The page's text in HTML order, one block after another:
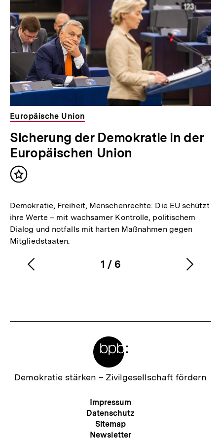
l
t
:
Europäische Union
Sicherung der Demokratie in der
Europäischen Union
Inhalt
Demokratie, Freiheit, Menschenrechte: Die EU schützt
ihre Werte – mit wachsamer Kontrolle, politischem
Dialog und notfalls mit harten Maßnahmen gegen
Mitgliedstaaten.
Karussellinhalt
1
von
/ 6
Vorherigen
Zur
Demokratie stärken – Zivilgesellschaft fördern
Meta-
Navigation
Impressum
Datenschutz
Sitemap
Newsletter